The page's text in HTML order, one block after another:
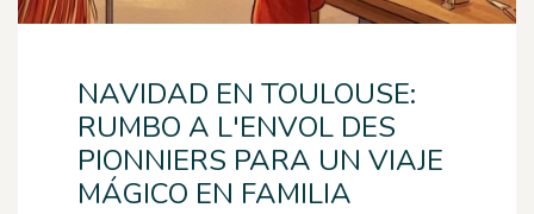
NAVIDAD EN TOULOUSE:
RUMBO A L'ENVOL DES
PIONNIERS PARA UN VIAJE
MÁGICO EN FAMILIA